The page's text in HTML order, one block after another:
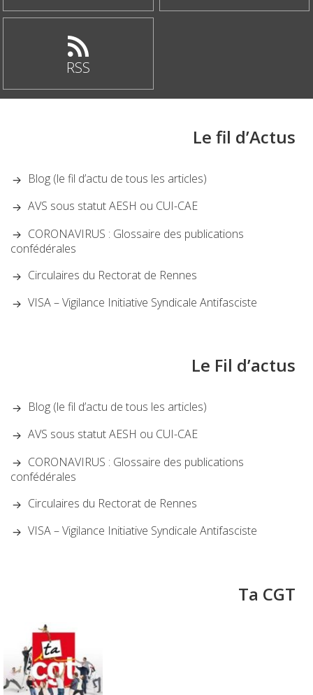
RSS
Le fil d’Actus
Blog (le fil d’actu de tous les articles)
AVS sous statut AESH ou CUI-CAE
CORONAVIRUS : Glossaire des publications
confédérales
Circulaires du Rectorat de Rennes
VISA – Vigilance Initiative Syndicale Antifasciste
Le Fil d’actus
Blog (le fil d’actu de tous les articles)
AVS sous statut AESH ou CUI-CAE
CORONAVIRUS : Glossaire des publications
confédérales
Circulaires du Rectorat de Rennes
VISA – Vigilance Initiative Syndicale Antifasciste
Ta CGT